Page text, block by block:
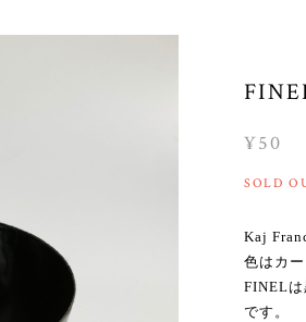
¥50
SOLD
Kaj
色はカー
FINEL
です。